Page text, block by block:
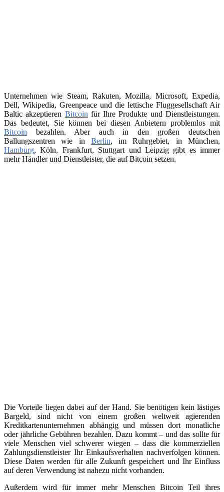
Unternehmen wie Steam, Rakuten, Mozilla, Microsoft, Expedia,
Dell, Wikipedia, Greenpeace und die lettische Fluggesellschaft Air
Baltic akzeptieren Bitcoin für Ihre Produkte und Dienstleistungen.
Das bedeutet, Sie können bei diesen Anbietern problemlos mit
Bitcoin bezahlen. Aber auch in den großen deutschen
Ballungszentren wie in Berlin, im Ruhrgebiet, in München,
Hamburg, Köln, Frankfurt, Stuttgart und Leipzig gibt es immer
mehr Händler und Dienstleister, die auf Bitcoin setzen.
Die Vorteile liegen dabei auf der Hand. Sie benötigen kein lästiges
Bargeld, sind nicht von einem großen weltweit agierenden
Kreditkartenunternehmen abhängig und müssen dort monatliche
oder jährliche Gebühren bezahlen. Dazu kommt – und das sollte für
viele Menschen viel schwerer wiegen – dass die kommerziellen
Zahlungsdienstleister Ihr Einkaufsverhalten nachverfolgen können.
Diese Daten werden für alle Zukunft gespeichert und Ihr Einfluss
auf deren Verwendung ist nahezu nicht vorhanden.
Außerdem wird für immer mehr Menschen Bitcoin Teil ihres